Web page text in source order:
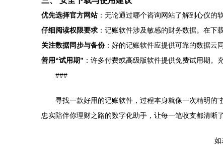
优先选择官方网站：无论通过哪个咨询网站了解到心仪的
仔细阅读权限要求 ：记账软件涉及敏感的财务数据。在下
关注数据同步与备份：好的记账软件应提供可靠的数据云
善用“试用期” ：许多付费或高级版软件提供免费试用期。
###
寻找一款好用的记账软件，过程本身就像一次精明的
忠实陪伴你理财之路的数字化助手，让每一笔收支都清晰
如